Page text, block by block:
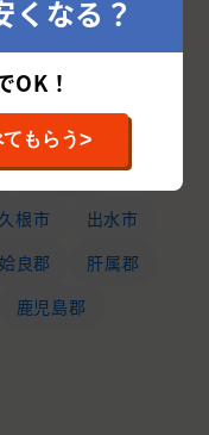
薩摩川内市
九州市
曽於市
根市
出水市
姶良郡
肝属郡
鹿児島郡
くなる？
OK！
もらう>